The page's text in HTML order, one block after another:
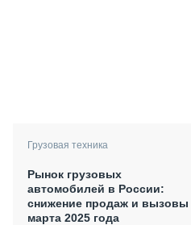
Грузовая техника
Рынок грузовых
автомобилей в России:
снижение продаж и вызовы
марта 2025 года